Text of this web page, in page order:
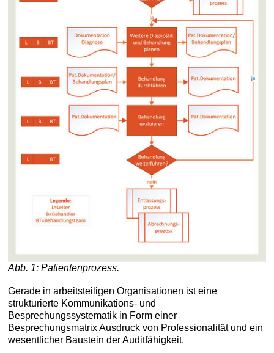
Abb. 1: Patientenprozess.
Gerade in arbeitsteiligen Organisationen ist eine
strukturierte Kommunikations- und
Besprechungssystematik in Form einer
Besprechungsmatrix Ausdruck von Professionalität und ein
wesentlicher Baustein der Auditfähigkeit.